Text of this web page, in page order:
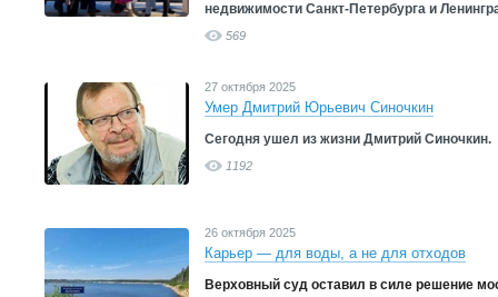
недвижимости Санкт-Петербурга и
569
27 октября 2025
Умер Дмитрий Юрьевич Синочкин
Сегодня ушел из жизни Дмитрий Синочкин.
1192
26 октября 2025
Карьер — для воды, а не для отходов
Верховный суд оставил в силе решение